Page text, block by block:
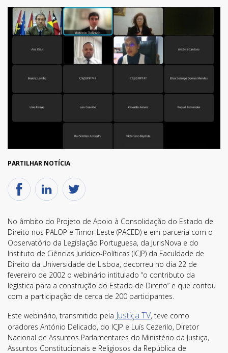
PARTILHAR NOTÍCIA
No âmbito do Projeto de Apoio à Consolidação do Estado de
Direito nos PALOP e Timor-Leste (PACED) e em parceria com o
Observatório da Legislação Portuguesa, da JurisNova e do
Instituto de Ciências Jurídico-Políticas (ICJP) da Faculdade de
Direito da Universidade de Lisboa, decorreu no dia 22 de
fevereiro de 2002 o webinário intitulado “o contributo da
legística para a construção do Estado de Direito” e que contou
com a participação de cerca de 200 participantes.
Este webinário, transmitido pela Justiça TV, teve como
oradores António Delicado, do ICJP e Luís Cezerilo, Diretor
Nacional de Assuntos Parlamentares do Ministério da Justiça,
Assuntos Constitucionais e Religiosos da República de